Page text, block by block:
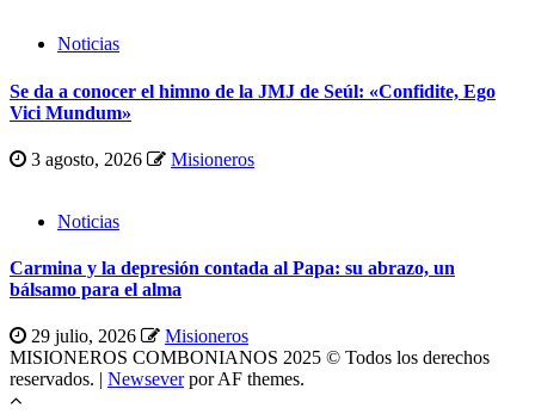
Noticias
Se da a conocer el himno de la JMJ de Seúl: «Confidite, Ego
Vici Mundum»
3 agosto, 2026 Misioneros
Noticias
Carmina y la depresión contada al Papa: su abrazo, un
bálsamo para el alma
29 julio, 2026
Misioneros
MISIONEROS COMBONIANOS 2025 © Todos los derechos
reservados. | Newseverpor AF themes.